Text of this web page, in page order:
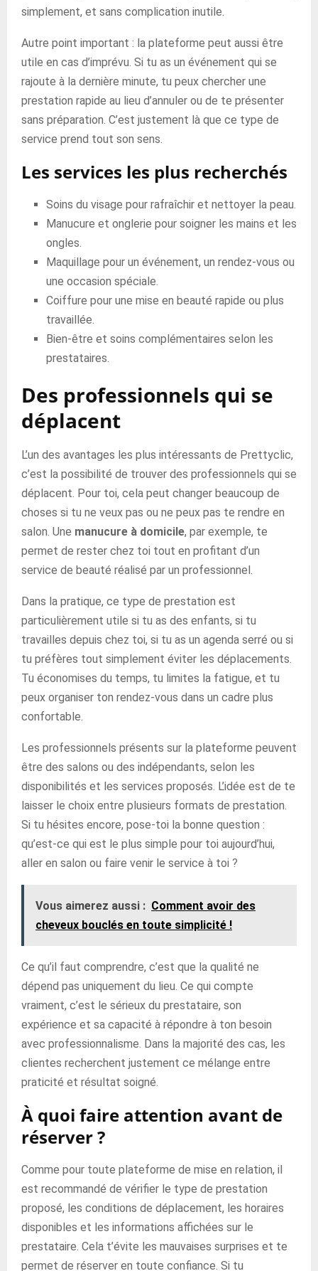
simplement, et sans complication inutile.
Autre point important : la plateforme peut aussi être
utile en cas d’imprévu. Si tu as un événement qui se
rajoute à la dernière minute, tu peux chercher une
prestation rapide au lieu d’annuler ou de te présenter
sans préparation. C’est justement là que ce type de
service prend tout son sens.
Les services les plus recherchés
Soins du visage pour rafraîchir et nettoyer la peau.
Manucure et onglerie pour soigner les mains et les
ongles.
Maquillage pour un événement, un rendez-vous ou
une occasion spéciale.
Coiffure pour une mise en beauté rapide ou plus
travaillée.
Bien-être et soins complémentaires selon les
prestataires.
Des professionnels qui se
déplacent
L’un des avantages les plus intéressants de Prettyclic,
c’est la possibilité de trouver des professionnels qui se
déplacent. Pour toi, cela peut changer beaucoup de
choses si tu ne veux pas ou ne peux pas te rendre en
salon. Une manucure à domicile, par exemple, te
permet de rester chez toi tout en profitant d’un
service de beauté réalisé par un professionnel.
Dans la pratique, ce type de prestation est
particulièrement utile si tu as des enfants, si tu
travailles depuis chez toi, si tu as un agenda serré ou si
tu préfères tout simplement éviter les déplacements.
Tu économises du temps, tu limites la fatigue, et tu
peux organiser ton rendez-vous dans un cadre plus
confortable.
Les professionnels présents sur la plateforme peuvent
être des salons ou des indépendants, selon les
disponibilités et les services proposés. L’idée est de te
laisser le choix entre plusieurs formats de prestation.
Si tu hésites encore, pose-toi la bonne question :
qu’est-ce qui est le plus simple pour toi aujourd’hui,
aller en salon ou faire venir le service à toi ?
Vous aimerez aussi : Comment avoir des
cheveux bouclés en toute simplicité !
Ce qu’il faut comprendre, c’est que la qualité ne
dépend pas uniquement du lieu. Ce qui compte
vraiment, c’est le sérieux du prestataire, son
expérience et sa capacité à répondre à ton besoin
avec professionnalisme. Dans la majorité des cas, les
clientes recherchent justement ce mélange entre
praticité et résultat soigné.
À quoi faire attention avant de
réserver ?
Comme pour toute plateforme de mise en relation, il
est recommandé de vérifier le type de prestation
proposé, les conditions de déplacement, les horaires
disponibles et les informations affichées sur le
prestataire. Cela t’évite les mauvaises surprises et te
permet de réserver en toute confiance. Si tu